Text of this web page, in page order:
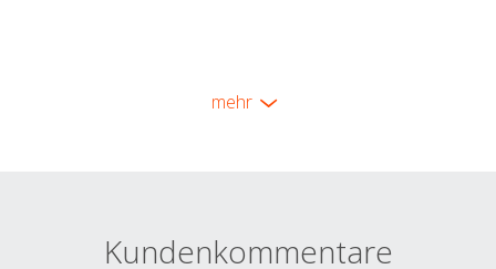
mehr
Kundenkommentare